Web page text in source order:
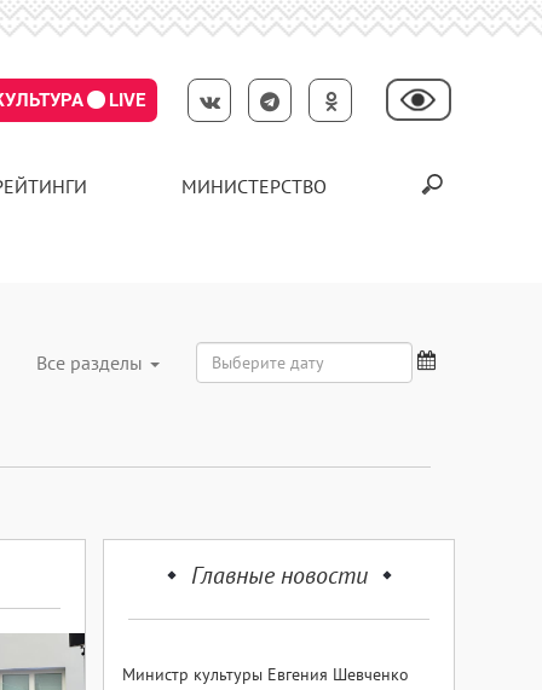
LIVE
МИНИСТЕРСТВО
Все разделы
Главные новости
Министр культуры Евгения Шевченко